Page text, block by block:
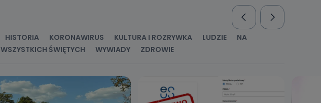
HISTORIA KORONAWIRUS KULTURA I ROZRYWKA LUDZIE
NA
WSZYSTKICH ŚWIĘTYCH WYWIADY ZDROWIE